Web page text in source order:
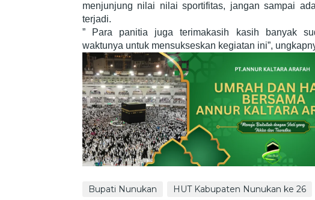
menjunjung nilai nilai sportifitas, jangan sampai
terjadi.
” Para panitia juga terimakasih kasih banyak
waktunya untuk mensukseskan kegiatan ini”,
Bupati Nunukan HUT Kabupaten Nunukan ke 26